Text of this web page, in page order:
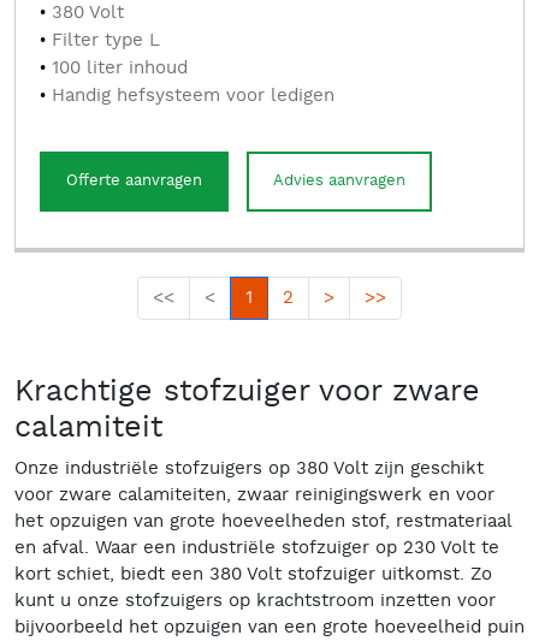
380 Volt
Filter type L
100 liter inhoud
Handig hefsysteem voor ledigen
Offerte aanvragen Advies aanvragen
<< < 1 2 > >>
Krachtige stofzuiger voor zware
calamiteit
Onze industriële stofzuigers op 380 Volt zijn geschikt
voor zware calamiteiten, zwaar reinigingswerk en voor
het opzuigen van grote hoeveelheden stof, restmateriaal
en afval. Waar een industriële stofzuiger op 230 Volt te
kort schiet, biedt een 380 Volt stofzuiger uitkomst. Zo
kunt u onze stofzuigers op krachtstroom inzetten voor
bijvoorbeeld het opzuigen van een grote hoeveelheid puin